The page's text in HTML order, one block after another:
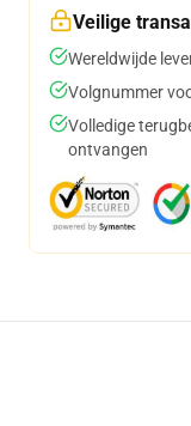
Veilige
Wereldwijde
Volgnummer
Volledige
ontvangen